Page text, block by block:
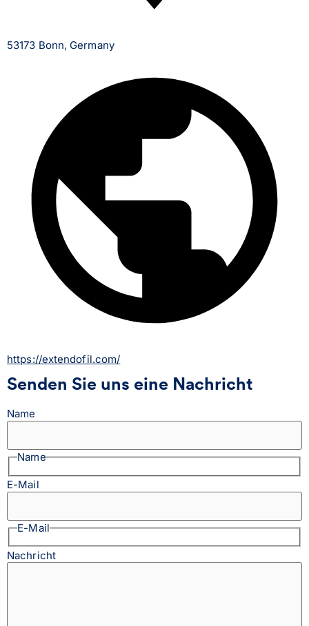
53173 Bonn, Germany
https://extendofil.com/
Senden Sie uns eine Nachricht
Name
Name
E-Mail
E-Mail
Nachricht